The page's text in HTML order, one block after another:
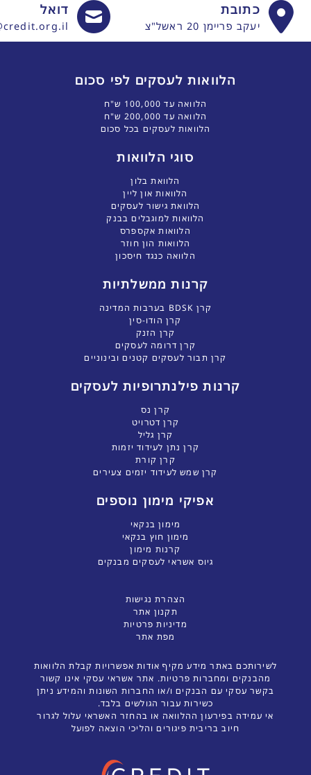
כתובת
יעקב פריימן 20 ראשל"צ
דואל
הלוואות לעסקים לפי סכום
הלוואה עד 100,000 ש"ח
הלוואה עד 200,000 ש"ח
הלוואות לעסקים בכל סכום
סוגי הלוואות
הלוואת בלון
הלוואות און ליין
הלוואת גישור לעסקים
הלוואות למוגבלים בבנק
הלוואות אקספרס
הלוואות הון חוזר
הלוואה כנגד חיסכון
קרנות ממשלתיות
קרן BDSK בערבות המדינה
קרן הודו-סין
קרן הזנק
קרן דרומה לעסקים
קרן תבור לעסקים קטנים ובינוניים
קרנות פילנתרופיות לעסקים
קרן נס
קרן דטרויט
קרן גליל
קרן נתן לעידוד יזמות
קרן קורת
קרן שמש לעידוד יזמים צעירים
אפיקי מימון נוספים
מימון בנקאי
מימון חוץ בנקאי
קרנות מימון
גיוס אשראי לעסקים מבנקים
הצהרת נגישות
תקנון אתר
מדיניות פרטיות
מפת אתר
לשירותכם באתר מידע מקיף אודות אפשרויות קבלת הלוואות
מהבנקים ומחברות פרטיות. אתר אשראי עסקי אינו קשור
בקשר עסקי עם הבנקים ו/או החברות השונות והמידע ניתן
כשירות עבור הגולשים בלבד.
אי עמידה בפירעון ההלוואה או בהחזר האשראי עלול לגרור
חיוב בריבית פיגורים והליכי הוצאה לפועל